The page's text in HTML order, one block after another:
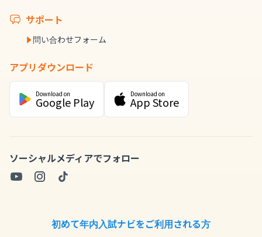
サポート
問い合わせフォーム
アプリダウンロード
Download on
Google Play
Download on
App Store
ソーシャルメディアでフォロー
初めて年内入試ナビをご利用される方